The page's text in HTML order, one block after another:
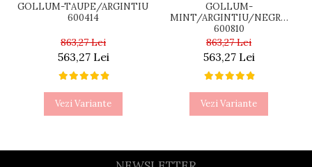
GOLLUM-TAUPE/ARGINTIU
600414
863,27 Lei
563,27 Lei
Vezi Variante
GOLLUM-
MINT/ARGINTIU/NEGRU
600810
863,27 Lei
563,27 Lei
Vezi Variante